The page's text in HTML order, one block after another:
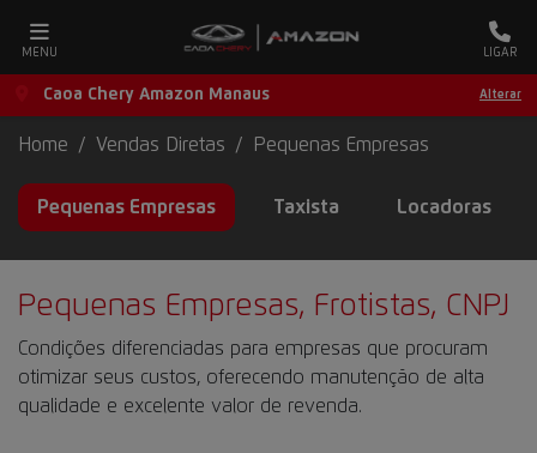
MENU LIGAR
Caoa Chery Amazon Manaus Alterar
Home Vendas Diretas Pequenas Empresas
Taxista
Pequenas Empresas Locadoras
Pequenas Empresas, Frotistas, CNPJ
Condições diferenciadas para empresas que procuram
otimizar seus custos, oferecendo manutenção de alta
qualidade e excelente valor de revenda.